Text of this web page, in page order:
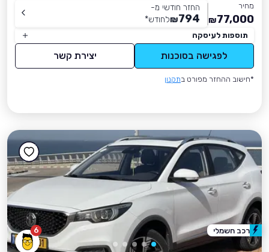
מחיר
77,000
₪
החזר חודשי מ-
794
₪לחודש*
תוספות לעיסקה
לפגישה בסוכנות יצירת קשר
*חישוב ההחזר מפורט בתקנון
6 רכב חשמלי